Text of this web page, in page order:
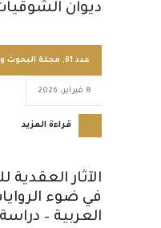
ديوان
عدد 61 , مجلة البحوث
8 فبراير، 2026
قراءة المزيد
الآثار العقدية
في ضوء
العربية –